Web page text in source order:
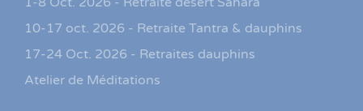
10-17 oct. 2026 - Retraite Tantra & dauphins
17-24 Oct. 2026 - Retraites dauphins
Atelier de Méditations